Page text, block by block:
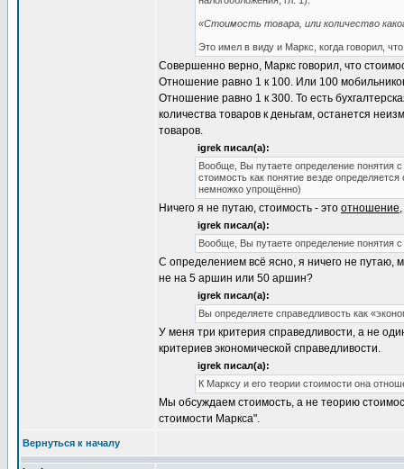
«Стоимость товара, или количество
Это имел в виду и Маркс, когда говорил,
Совершенно верно, Маркс говорил, что
Отношение равно 1 к 100. Или 100
Отношение равно 1 к 300. То есть
количества товаров к деньгам, останется
товаров.
igrek писал(а):
Вообще, Вы путаете определение понятия
стоимость как понятие везде определяется
немножко упрощённо)
Ничего я не путаю, стоимость - это отношение
igrek писал(а):
Вообще, Вы путаете определение понятия
С определением всё ясно, я ничего не путаю,
не на 5 аршин или 50 аршин?
igrek писал(а):
Вы определяете справедливость как
У меня три критерия справедливости, а не
критериев экономической справедливости.
igrek писал(а):
К Марксу и его теории стоимости она
Мы обсуждаем стоимость, а не теорию
стоимости Маркса".
Вернуться к началу